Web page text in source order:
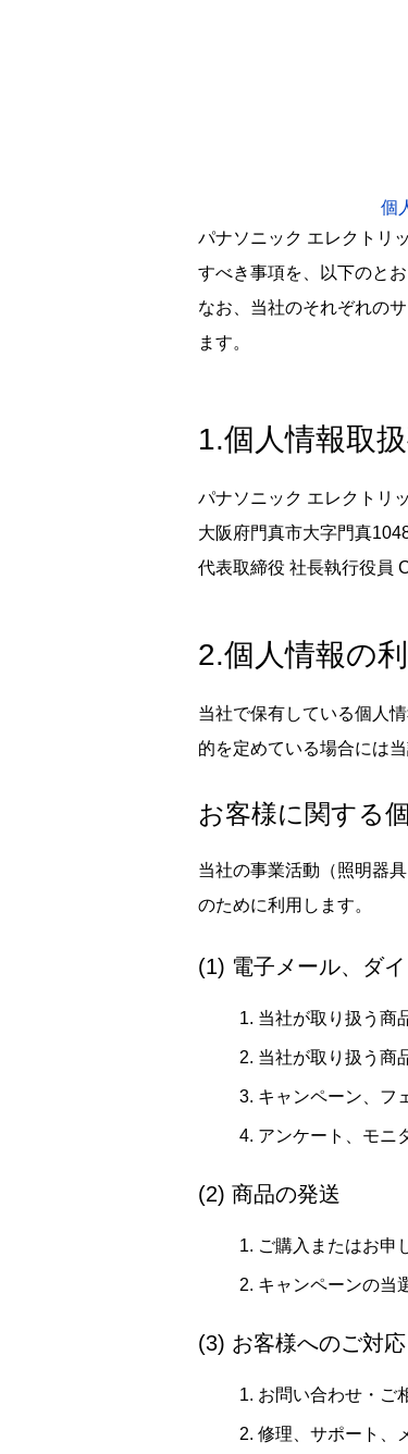
個
パナソニック エレクトリ
すべき事項を、以下のと
なお、当社のそれぞれの
ます。
1.個人情報取
パナソニック エレクトリ
大阪府門真市大字門真
代表取締役 社長執行役員
2.個人情報の
当社で保有している個人
的を定めている場合には
お客様に関する
当社の事業活動（照明器
のために利用します。
(1) 電子メール、ダ
当社が取り扱う商
当社が取り扱う商
キャンペーン、フ
アンケート、モニ
(2) 商品の発送
ご購入またはお申
キャンペーンの当
(3) お客様へのご対応
お問い合わせ・ご
修理、サポート、